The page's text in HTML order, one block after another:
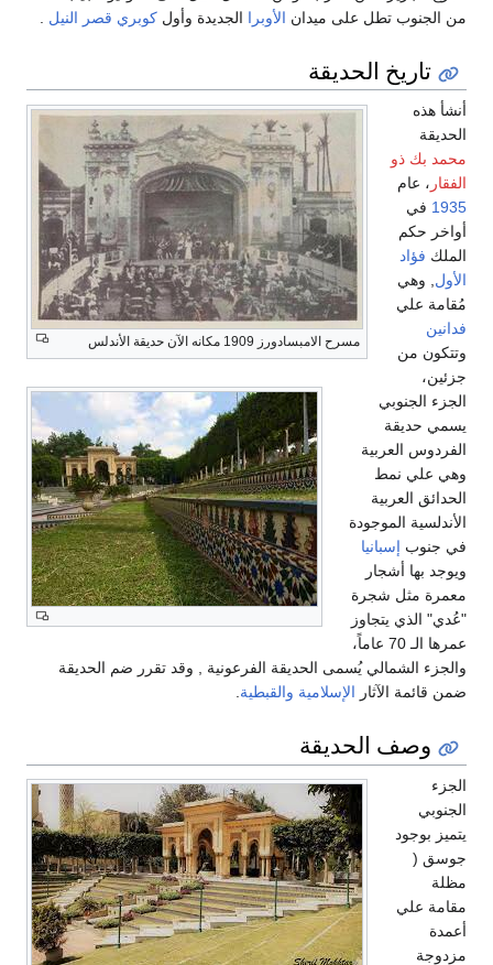
من الجنوب تطل على ميدان الأوبرا الجديدة وأول كوبري قصر النيل
تاريخ الحديقة
مسرح الامبسادورز 1909 مكانه الآن حديقة الأندلس
أنشأ هذه
الحديقة
محمد بك ذو
الفقار ، عام
1935 في
أواخر حكم
الملك فؤاد
الأول, وهي
مُقامة علي
فدانين
وتتكون من
جزئين،
الجزء الجنوبي
يسمي حديقة
الفردوس العربية
وهي علي نمط
الحدائق العربية
الأندلسية الموجودة
في جنوب إسبانيا
ويوجد بها أشجار
معمرة مثل شجرة
"عُدي" الذي يتجاوز
عمرها الـ 70 عاماً،
والجزء الشمالي يُسمى الحديقة الفرعونية , وقد تقرر ضم الحديقة
ضمن قائمة الآثار الإسلامية والقبطية.
وصف الحديقة
الجزء
الجنوبي
يتميز بوجود
جوسق (
مظلة
مقامة علي
أعمدة
مزدوجة